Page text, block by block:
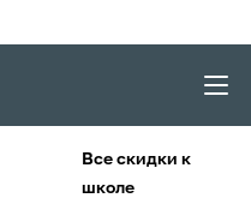
Все скидки к
школе